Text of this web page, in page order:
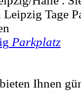
Tage
Parkplatz
Ihnen